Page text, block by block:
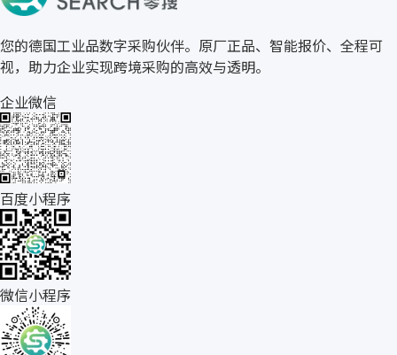
您的德国工业品数字采购伙伴。原厂正品、智能报价、全程可
视，助力企业实现跨境采购的高效与透明。
企业微信
百度小程序
微信小程序